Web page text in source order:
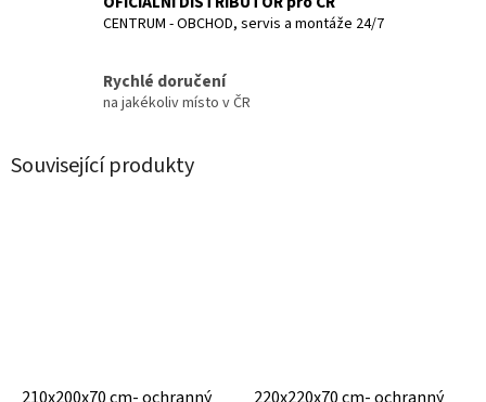
CENTRUM - OBCHOD, servis a montáže 24/7
Rychlé doručení
na jakékoliv místo v ČR
Související produkty
210x200x70 cm- ochranný
220x220x70 cm- ochranný